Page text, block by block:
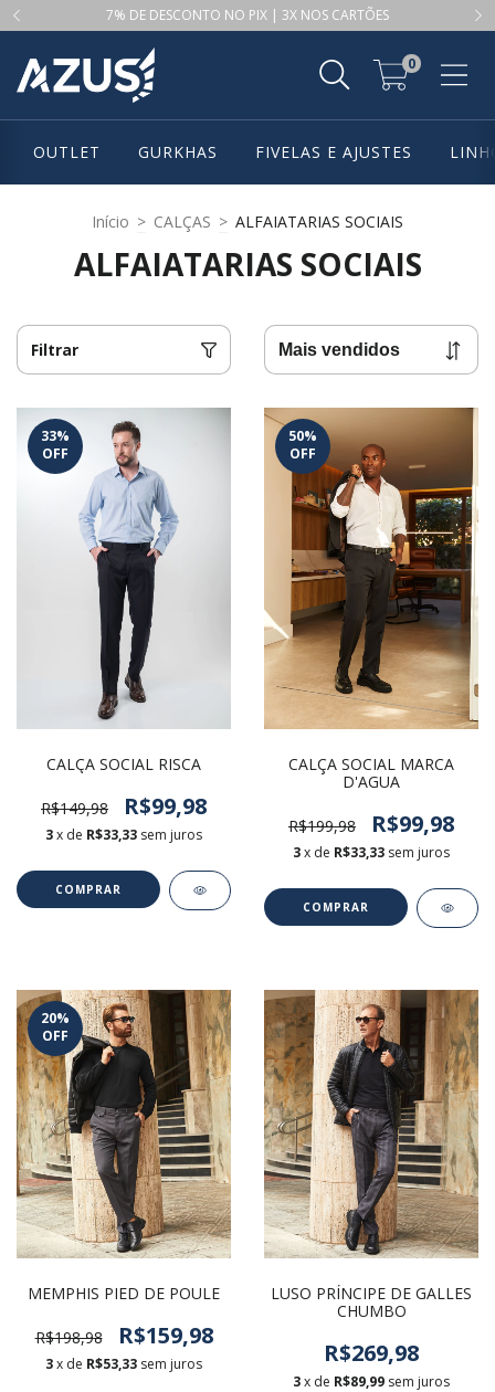
7% DE DESCONTO NO PIX | 3X NOS CARTÕES
0
OUTLET GURKHAS FIVELAS E AJUSTES
Início > CALÇAS > ALFAIATARIAS SOCIAIS
ALFAIATARIAS SOCIAIS
Filtrar
33%
OFF
CALÇA SOCIAL RISCA
R$149,98 R$99,98
3x de R$33,33 sem juros
COMPRAR
50%
OFF
CALÇA SOCIAL MARCA
D'AGUA
R$199,98 R$99,98
3x de R$33,33 sem juros
COMPRAR
20%
OFF
MEMPHIS PIED DE POULE
R$198,98 R$159,98
3x de R$53,33 sem juros
LUSO PRÍNCIPE DE GALLES
CHUMBO
R$269,98
3x de R$89,99 sem juros